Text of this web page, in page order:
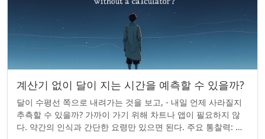
계산기 없이 달이 지는 시간을 예측할 수 있을까?
달이 수평선 쪽으로 내려가는 것을 보고, - 내일 언제 사라질지
추측할 수 있을까? 가까이 가기 위해 차트나 앱이 필요하지 않
다. 약간의 인식과 간단한 요령만 있으면 된다. 주요 통찰력: 오